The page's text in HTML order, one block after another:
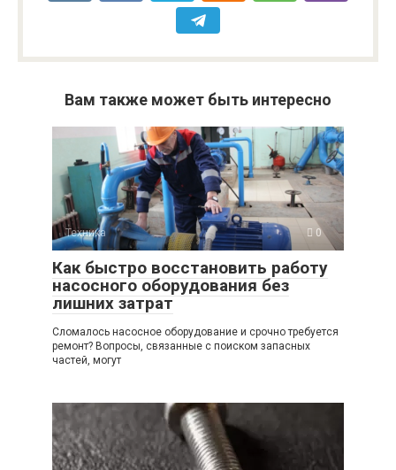
Вам также может быть интересно
Техника 0
Как быстро восстановить работу
насосного оборудования без
лишних затрат
Сломалось насосное оборудование и срочно требуется
ремонт? Вопросы, связанные с поиском запасных
частей, могут